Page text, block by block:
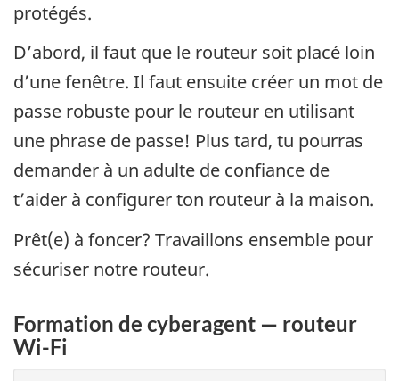
protégés.
D’abord, il faut que le routeur soit placé loin
d’une fenêtre. Il faut ensuite créer un mot de
passe robuste pour le routeur en utilisant
une phrase de passe! Plus tard, tu pourras
demander à un adulte de confiance de
t’aider à configurer ton routeur à la maison.
Prêt(e) à foncer? Travaillons ensemble pour
sécuriser notre routeur.
Formation de cyberagent — routeur
Wi-Fi